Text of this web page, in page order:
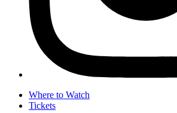
Where to Watch
Tickets